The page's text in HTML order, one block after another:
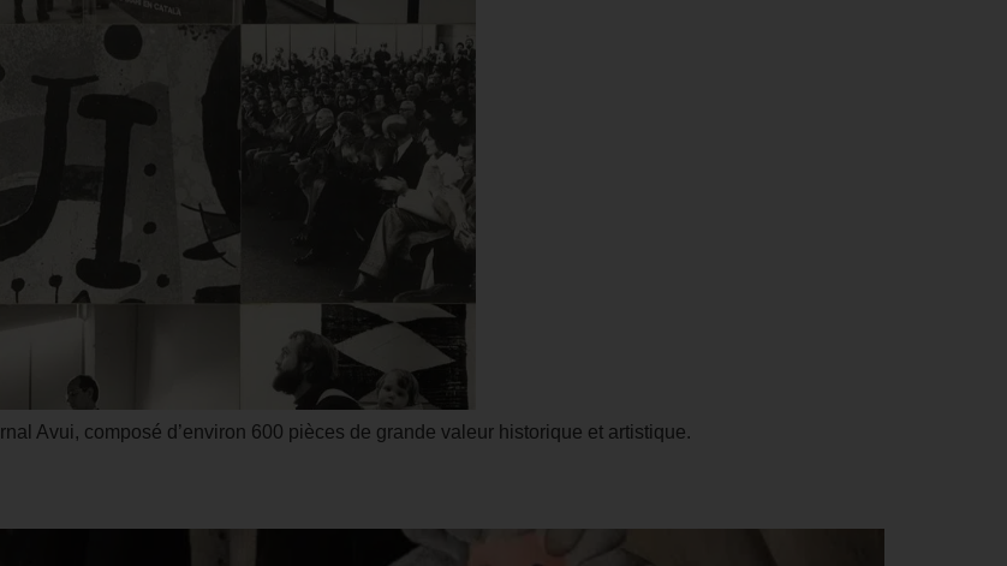
Avui, composé d’environ 600 pièces de grande valeur historique et artistique.